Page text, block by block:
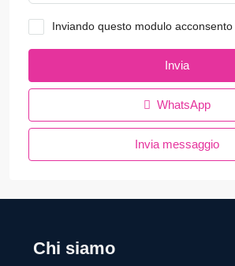
Inviando questo modulo acconsento
Invia
WhatsApp
Invia messaggio
Chi siamo